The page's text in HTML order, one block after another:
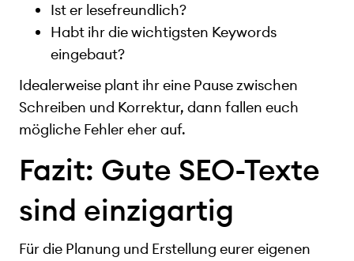
Ist er lesefreundlich?
Habt ihr die wichtigsten Keywords
eingebaut?
Idealerweise plant ihr eine Pause zwischen
Schreiben und Korrektur, dann fallen euch
mögliche Fehler eher auf.
Fazit: Gute SEO-Texte
sind einzigartig
Für die Planung und Erstellung eurer eigenen